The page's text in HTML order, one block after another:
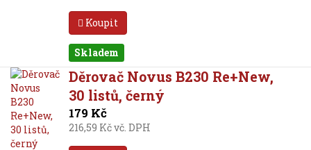
Koupit
Skladem
Děrovač Novus B230 Re+New,
30 listů, černý
179 Kč
216,59 Kč vč. DPH